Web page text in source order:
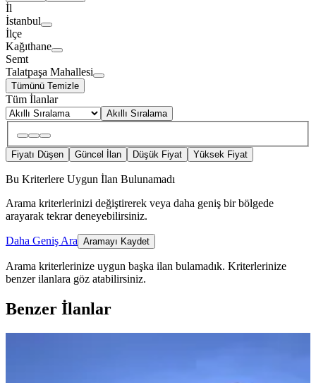
İl
İstanbul
İlçe
Kağıthane
Semt
Talatpaşa Mahallesi
Tümünü Temizle
Tüm İlanlar
Akıllı Sıralama
Fiyatı Düşen Güncel İlan Düşük Fiyat Yüksek Fiyat
Bu Kriterlere Uygun İlan Bulunamadı
Arama kriterlerinizi değiştirerek veya daha geniş bir bölgede
arayarak tekrar deneyebilirsiniz.
Daha Geniş Ara Aramayı Kaydet
Arama kriterlerinize uygun başka ilan bulamadık. Kriterlerinize
benzer ilanlara göz atabilirsiniz.
Benzer İlanlar